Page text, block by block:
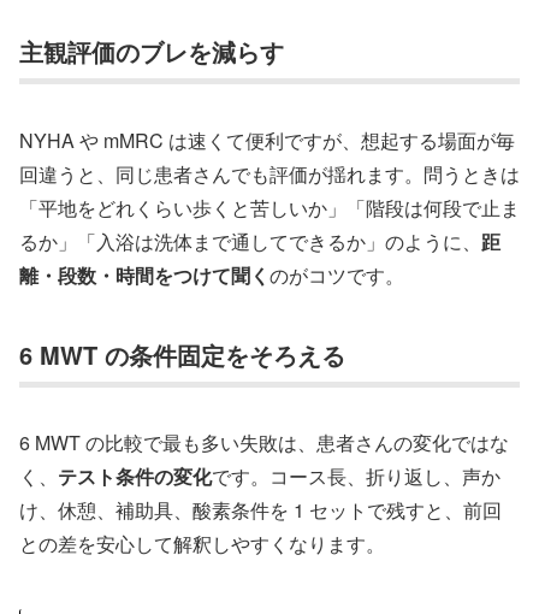
主観評価のブレを減らす
NYHA や mMRC は速くて便利ですが、想起する場面が毎
回違うと、同じ患者さんでも評価が揺れます。問うときは
「平地をどれくらい歩くと苦しいか」「階段は何段で止ま
るか」「入浴は洗体まで通してできるか」のように、 距
離・段数・時間をつけて聞く のがコツです。
6 MWT の条件固定をそろえる
6 MWT の比較で最も多い失敗は、患者さんの変化ではな
く、 テスト条件の変化です。コース長、折り返し、声か
け、休憩、補助具、酸素条件を 1 セットで残すと、前回
との差を安心して解釈しやすくなります。